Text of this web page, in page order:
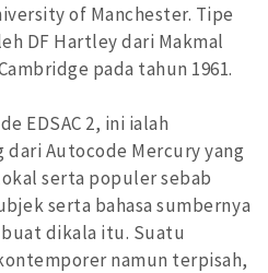
of Manchester. Tipe
DF Hartley dari Makmal
pada tahun 1961.
EDSAC 2, ini ialah
dari Autocode Mercury yang
serta populer sebab
serta bahasa sumbernya
dikala itu. Suatu
namun terpisah,